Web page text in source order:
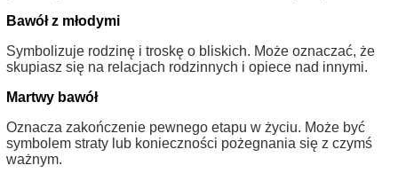
Bawół z młodymi
Symbolizuje rodzinę i troskę o bliskich. Może oznaczać, że
skupiasz się na relacjach rodzinnych i opiece nad innymi.
Martwy bawół
Oznacza zakończenie pewnego etapu w życiu. Może być
symbolem straty lub konieczności pożegnania się z czymś
ważnym.